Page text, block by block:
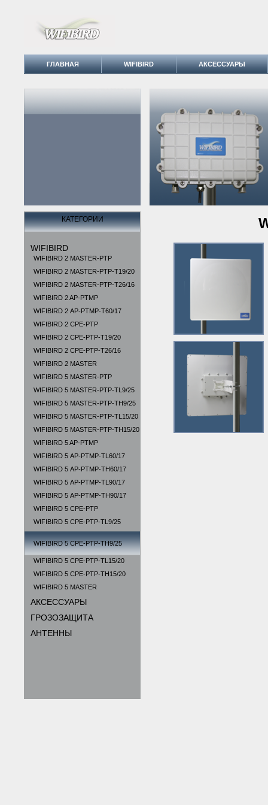
ГЛАВНАЯ WIFIBIRD АКСЕССУАРЫ
КАТЕГОРИИ
WIFIBIRD
WIFIBIRD 2 MASTER-PTP
WIFIBIRD 2 MASTER-PTP-T19/20
WIFIBIRD 2 MASTER-PTP-T26/16
WIFIBIRD 2 AP-PTMP
WIFIBIRD 2 АР-PTMP-T60/17
WIFIBIRD 2 CPE-PTP
WIFIBIRD 2 CPE-PTP-T19/20
WIFIBIRD 2 CPE-PTP-T26/16
WIFIBIRD 2 MASTER
WIFIBIRD 5 MASTER-PTP
WIFIBIRD 5 MASTER-PTP-TL9/25
WIFIBIRD 5 MASTER-PTP-TН9/25
WIFIBIRD 5 MASTER-PTP-TL15/20
WIFIBIRD 5 MASTER-PTP-TH15/20
WIFIBIRD 5 AP-PTMP
WIFIBIRD 5 АР-PTMP-TL60/17
WIFIBIRD 5 АР-PTMP-TH60/17
WIFIBIRD 5 АР-PTMP-TL90/17
WIFIBIRD 5 АР-PTMP-TH90/17
WIFIBIRD 5 CPE-PTP
WIFIBIRD 5 CPE-PTP-TL9/25
WIFIBIRD 5 CPE-PTP-TH9/25
WIFIBIRD 5 CPE-PTP-TL15/20
WIFIBIRD 5 CPE-PTP-TH15/20
WIFIBIRD 5 MASTER
АКСЕССУАРЫ
ГРОЗОЗАЩИТА
АНТЕННЫ